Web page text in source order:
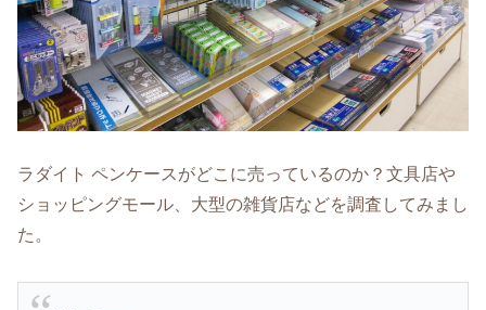
ラダイト ペンケースがどこに売っているのか？文具店や
ショッピングモール、大型の雑貨店などを調査してみまし
た。